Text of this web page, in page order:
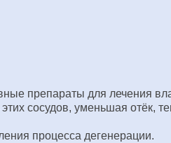
препараты для лечения
сосудов, уменьшая отёк,
процесса дегенерации.